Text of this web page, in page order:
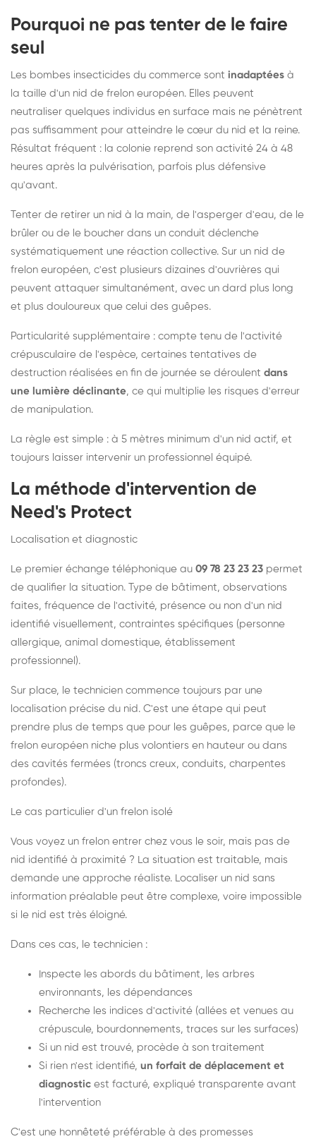
Pourquoi ne pas tenter de le faire
seul
Les bombes insecticides du commerce sont inadaptées à
la taille d'un nid de frelon européen. Elles peuvent
neutraliser quelques individus en surface mais ne pénètrent
pas suffisamment pour atteindre le cœur du nid et la reine.
Résultat fréquent : la colonie reprend son activité 24 à 48
heures après la pulvérisation, parfois plus défensive
qu'avant.
Tenter de retirer un nid à la main, de l'asperger d'eau, de le
brûler ou de le boucher dans un conduit déclenche
systématiquement une réaction collective. Sur un nid de
frelon européen, c'est plusieurs dizaines d'ouvrières qui
peuvent attaquer simultanément, avec un dard plus long
et plus douloureux que celui des guêpes.
Particularité supplémentaire : compte tenu de l'activité
crépusculaire de l'espèce, certaines tentatives de
destruction réalisées en fin de journée se déroulent dans
une lumière déclinante, ce qui multiplie les risques d'erreur
de manipulation.
La règle est simple : à 5 mètres minimum d'un nid actif, et
toujours laisser intervenir un professionnel équipé.
La méthode d'intervention de
Need's Protect
Localisation et diagnostic
Le premier échange téléphonique au 09 78 23 23 23 permet
de qualifier la situation. Type de bâtiment, observations
faites, fréquence de l'activité, présence ou non d'un nid
identifié visuellement, contraintes spécifiques (personne
allergique, animal domestique, établissement
professionnel).
Sur place, le technicien commence toujours par une
localisation précise du nid. C'est une étape qui peut
prendre plus de temps que pour les guêpes, parce que le
frelon européen niche plus volontiers en hauteur ou dans
des cavités fermées (troncs creux, conduits, charpentes
profondes).
Le cas particulier d'un frelon isolé
Vous voyez un frelon entrer chez vous le soir, mais pas de
nid identifié à proximité ? La situation est traitable, mais
demande une approche réaliste. Localiser un nid sans
information préalable peut être complexe, voire impossible
si le nid est très éloigné.
Dans ces cas, le technicien :
Inspecte les abords du bâtiment, les arbres
environnants, les dépendances
Recherche les indices d'activité (allées et venues au
crépuscule, bourdonnements, traces sur les surfaces)
Si un nid est trouvé, procède à son traitement
Si rien n'est identifié, un forfait de déplacement et
diagnostic est facturé, expliqué transparente avant
l'intervention
C'est une honnêteté préférable à des promesses